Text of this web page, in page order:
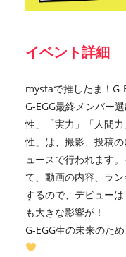
イベント詳細
mystaで推したま！G-
G-EGG最終メンバー
性」「実力」「人間
性」は、撮影、投稿
ュースで行われます
て、動画の内容、ラ
するので、デビュー
も大きな影響が！
G-EGG生の未来のた